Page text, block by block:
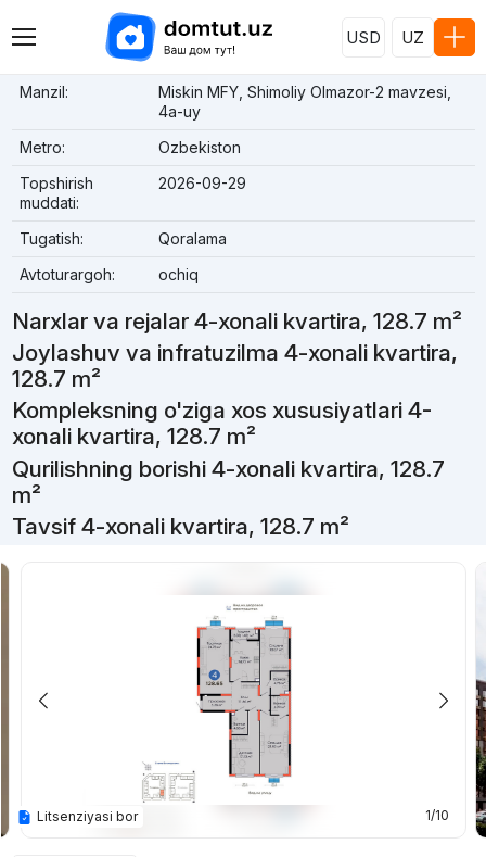
USD UZ
Manzil:
Miskin MFY, Shimoliy Olmazor-2 mavzesi,
4a-uy
Metro:
Ozbekiston
Topshirish
muddati:
2026-09-29
Tugatish:
Qoralama
Avtoturargoh:
ochiq
Narxlar va rejalar 4-xonali kvartira, 128.7 m²
Joylashuv va infratuzilma 4-xonali kvartira,
128.7 m²
Kompleksning o'ziga xos xususiyatlari 4-
xonali kvartira, 128.7 m²
Qurilishning borishi 4-xonali kvartira, 128.7
m²
Tavsif 4-xonali kvartira, 128.7 m²
1/10
Litsenziyasi bor